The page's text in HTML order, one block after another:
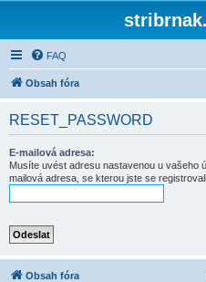
FAQ
Obsah fóra
RESET_PASSWORD
E-mailová adresa:
Musíte uvést adresu nastavenou u vašeho
mailová adresa, se kterou jste se registrovali.
Obsah fóra